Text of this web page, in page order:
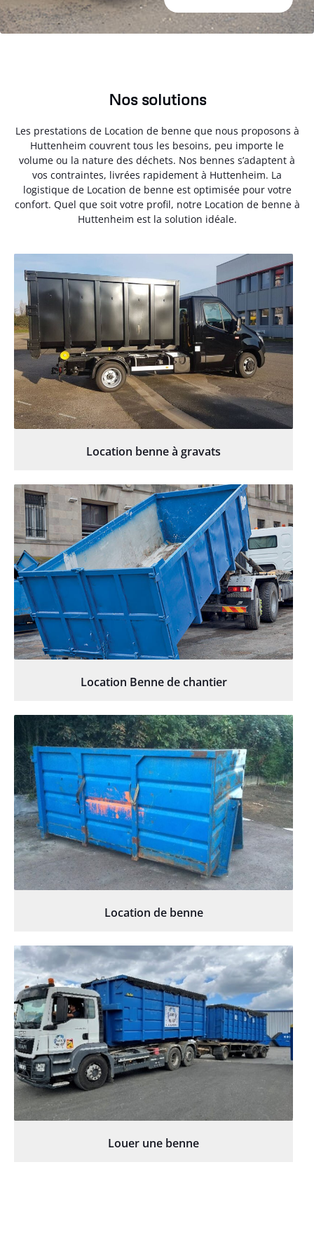
Nos solutions
Les prestations de Location de benne que nous proposons à
Huttenheim couvrent tous les besoins, peu importe le
volume ou la nature des déchets. Nos bennes s’adaptent à
vos contraintes, livrées rapidement à Huttenheim. La
logistique de Location de benne est optimisée pour votre
confort. Quel que soit votre profil, notre Location de benne à
Huttenheim est la solution idéale.
Location benne à gravats
Location Benne de chantier
Location de benne
Louer une benne